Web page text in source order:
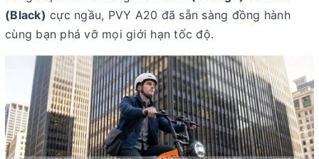
(Black) cực ngầu, PVY A20 đã sẵn sàng đồng hành
cùng bạn phá vỡ mọi giới hạn tốc độ.